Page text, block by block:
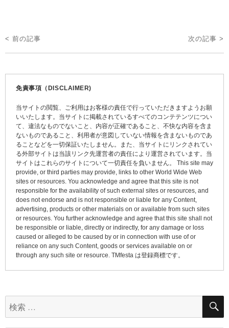
投
稿
< 前の記事 次の記事 >
免責事項（DISCLAIMER)
当サイトの閲覧、ご利用はお客様の責任で行っていただきますようお願
いいたします。当サイトに掲載されているすべてのコンテテンツについ
て、違法なものでないこと、内容が正確であること、不快な内容を含ま
ないものであること、利用者が意図していない情報を含まないものであ
ることなどを一切保証いたしません。また、当サイトにリンクされてい
る外部サイトは当該リンク先運営者の責任により運営されています。当
サイトはこれらのサイトについて一切責任を負いません。 This site may
provide, or third parties may provide, links to other World Wide Web
sites or resources. You acknowledge and agree that this site is not
responsible for the availability of such external sites or resources, and
does not endorse and is not responsible or liable for any Content,
advertising, products or other materials on or available from such sites
or resources. You further acknowledge and agree that this site shall not
be responsible or liable, directly or indirectly, for any damage or loss
caused or alleged to be caused by or in connection with use of or
reliance on any such Content, goods or services available on or
through any such site or resource. TMfesta は登録商標です。
索: